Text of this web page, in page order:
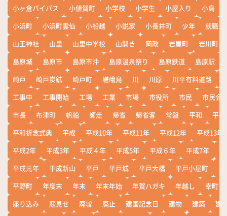
小ヶ倉バイパス 小値賀町 小学校 小学生 小屋入り 小島
小浜町
小浜町雲仙 小船越 小説家 小長井町 少年
就職
山王神社
山里 山里中学校 山開き 岡政 岩屋町
岩川町
島原城
島原市 島原市沖 島原温泉祭り 島原鉄道 島原駅
崎戸
崎戸炭鉱 崎戸町 嵯峨島 川 川原 川平有料道路
工事中
工事開始 工場 工業 市場 市役所 市民
市民会
市長
布津町 帆船 師走 帰省 帰省客 常盤 平和
平
平和祈念式典
平成 平成10年 平成11年 平成12年
平成13年
平成2年
平成3年 平成４年 平成5年 平成６年 平成7年
平成元年
平成新山 平戸 平戸城 平戸大橋 平戸小屋町
平
平野町
年度末 年末 年末年始 年賀ハガキ 年越し
幸町
座り込み
庭見せ 廃墟 廃止 建国記念日 建物 建築
建